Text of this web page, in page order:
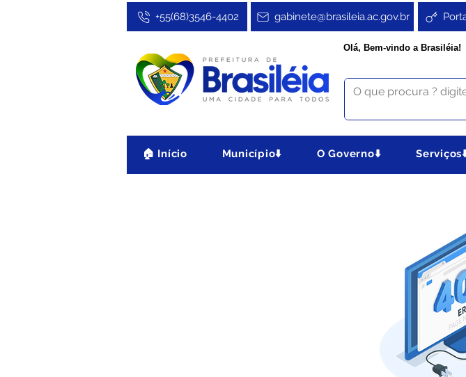
gabinete@brasileia.ac.gov.br
+55(68)3546-4402
Olá, Bem-vindo a Brasiléia!
🏠 Início Município⬇️ O Governo⬇️